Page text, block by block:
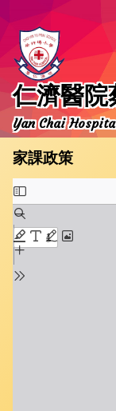
仁濟醫院
Yan Chai
家課政策